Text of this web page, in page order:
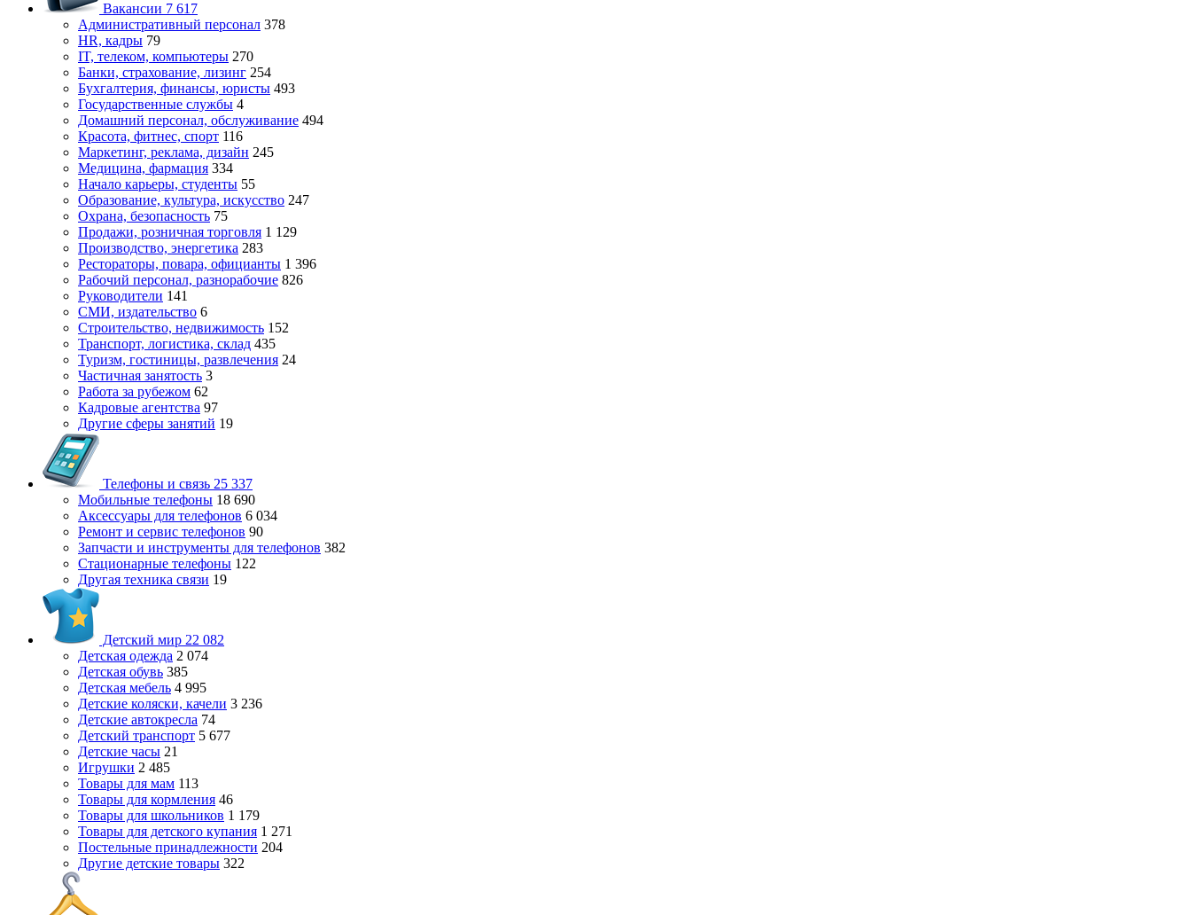
Вакансии 7 617
Административный персонал 378
HR, кадры 79
IT, телеком, компьютеры 270
Банки, страхование, лизинг 254
Бухгалтерия, финансы, юристы 493
Государственные службы 4
Домашний персонал, обслуживание 494
Красота, фитнес, спорт 116
Маркетинг, реклама, дизайн 245
Медицина, фармация 334
Начало карьеры, студенты 55
Образование, культура, искусство 247
Охрана, безопасность 75
Продажи, розничная торговля 1 129
Производство, энергетика 283
Рестораторы, повара, официанты 1 396
Рабочий персонал, разнорабочие 826
Руководители 141
СМИ, издательство 6
Строительство, недвижимость 152
Транспорт, логистика, склад 435
Туризм, гостиницы, развлечения 24
Частичная занятость 3
Работа за рубежом 62
Кадровые агентства 97
Другие сферы занятий 19
Телефоны и связь 25 337
Мобильные телефоны 18 690
Аксессуары для телефонов 6 034
Ремонт и сервис телефонов 90
Запчасти и инструменты для телефонов 382
Стационарные телефоны 122
Другая техника связи 19
Детский мир 22 082
Детская одежда 2 074
Детская обувь 385
Детская мебель 4 995
Детские коляски, качели 3 236
Детские автокресла 74
Детский транспорт 5 677
Детские часы 21
Игрушки 2 485
Товары для мам 113
Товары для кормления 46
Товары для школьников 1 179
Товары для детского купания 1 271
Постельные принадлежности 204
Другие детские товары 322